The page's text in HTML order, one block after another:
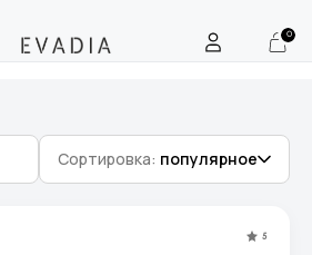
0
Сортировка: популярное
5